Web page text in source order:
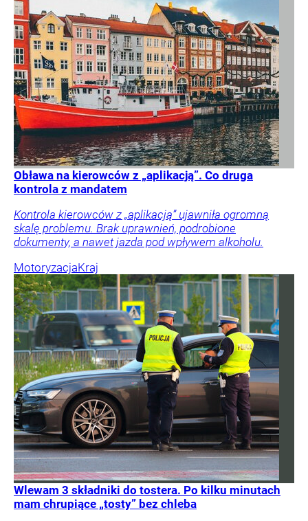
Obława na kierowców z „aplikacją”. Co druga
kontrola z mandatem
Kontrola kierowców z „aplikacją” ujawniła ogromną
skalę problemu. Brak uprawnień, podrobione
dokumenty, a nawet jazda pod wpływem alkoholu.
MotoryzacjaKraj
Wlewam 3 składniki do tostera. Po kilku minutach
mam chrupiące „tosty” bez chleba